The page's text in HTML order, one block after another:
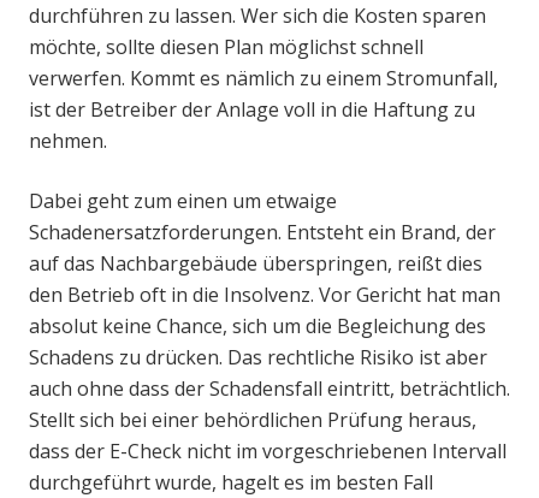
durchführen zu lassen. Wer sich die Kosten sparen
möchte, sollte diesen Plan möglichst schnell
verwerfen. Kommt es nämlich zu einem Stromunfall,
ist der Betreiber der Anlage voll in die Haftung zu
nehmen.
Dabei geht zum einen um etwaige
Schadenersatzforderungen. Entsteht ein Brand, der
auf das Nachbargebäude überspringen, reißt dies
den Betrieb oft in die Insolvenz. Vor Gericht hat man
absolut keine Chance, sich um die Begleichung des
Schadens zu drücken. Das rechtliche Risiko ist aber
auch ohne dass der Schadensfall eintritt, beträchtlich.
Stellt sich bei einer behördlichen Prüfung heraus,
dass der E-Check nicht im vorgeschriebenen Intervall
durchgeführt wurde, hagelt es im besten Fall